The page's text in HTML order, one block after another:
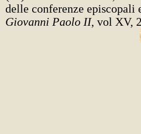
delle conferenze episcopali
Giovanni Paolo II, vol XV,